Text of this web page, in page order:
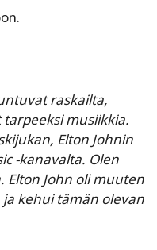
raskailta,
musiikkia.
Elton Johnin
-kanavalta. Olen
Elton John oli muuten
kehui tämän olevan